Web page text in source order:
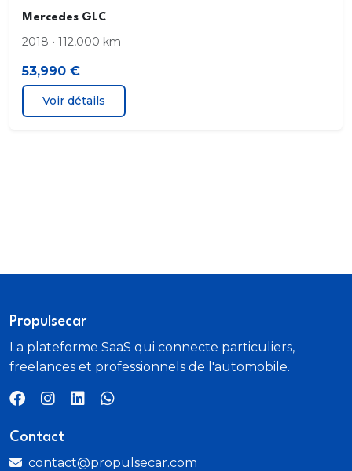
DYNAMIC SELECT
Apple CarPlay
Siège passager avant à réglages électriques avec
Affichage tête haute
Accoudoir central arrière
Mercedes GLC
2018 • 112,000 km
53,990 €
Voir détails
Propulsecar
La plateforme SaaS qui connecte particuliers,
freelances et professionnels de l'automobile.
Contact
contact@propulsecar.com